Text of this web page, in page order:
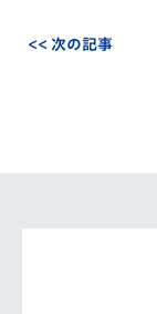
<< 次の記事